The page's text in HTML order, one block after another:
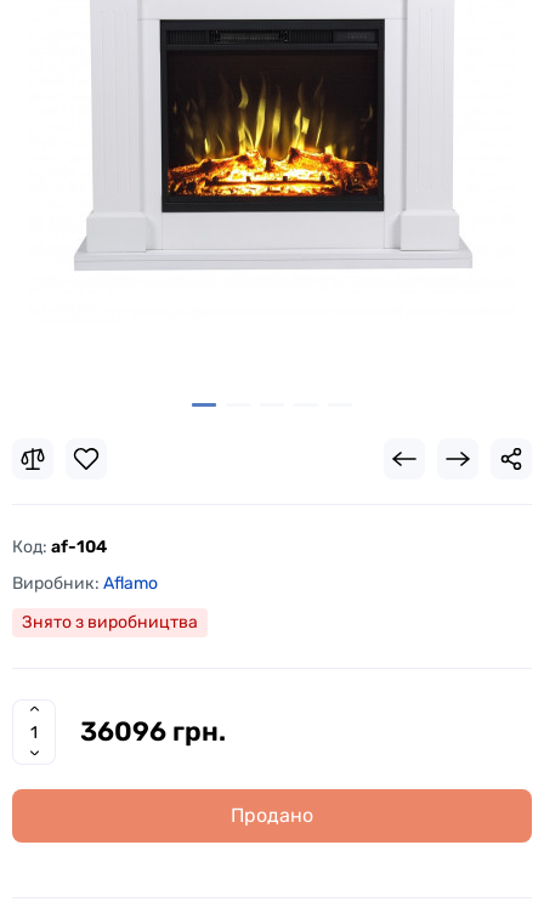
Код: af-104
Виробник: Aflamo
Знято з виробництва
36096 грн.
Продано